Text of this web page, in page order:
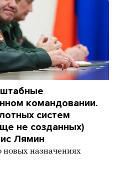
командовании.
систем
не созданных)
Лямин
назначениях